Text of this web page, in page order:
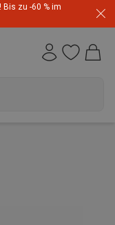
zu -60 % im